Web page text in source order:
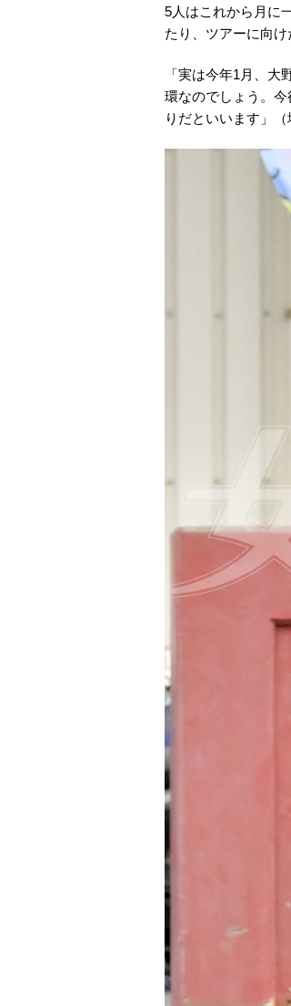
5人はこれから月に
たり、ツアーに向け
「実は今年1月、
環なのでしょう。
りだといいます」（